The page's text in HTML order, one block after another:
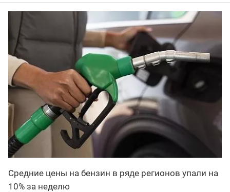
Средние цены на бензин в ряде регионов упали на
10% за неделю